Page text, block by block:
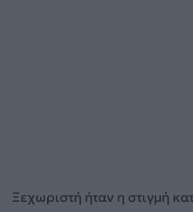
Ξεχωριστή ήταν η στιγμή